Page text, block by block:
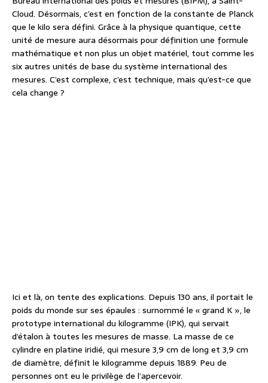
Cloud. Désormais, c’est en fonction de la constante de Planck
que le kilo sera défini. Grâce à la physique quantique, cette
unité de mesure aura désormais pour définition une formule
mathématique et non plus un objet matériel, tout comme les
six autres unités de base du système international des
mesures. C’est complexe, c’est technique, mais qu’est-ce que
cela change ?
Ici et là, on tente des explications. Depuis 130 ans, il portait le
poids du monde sur ses épaules : surnommé le « grand K », le
prototype international du kilogramme (IPK), qui servait
d’étalon à toutes les mesures de masse. La masse de ce
cylindre en platine iridié, qui mesure 3,9 cm de long et 3,9 cm
de diamètre, définit le kilogramme depuis 1889. Peu de
personnes ont eu le privilège de l’apercevoir.